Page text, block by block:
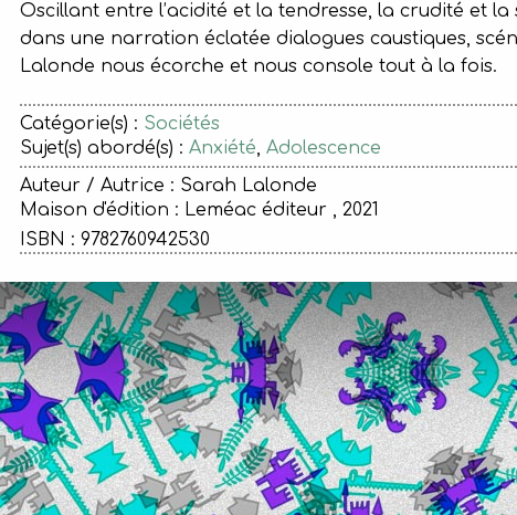
Oscillant entre l’acidité et la tendresse, la crudité et
dans une narration éclatée dialogues caustiques,
Lalonde nous écorche et nous console tout à la fois.
Catégorie(s) : Sociétés
Sujet(s) abordé(s) : Anxiété, Adolescence
Auteur / Autrice : Sarah Lalonde
Maison d'édition : Leméac éditeur , 2021
ISBN : 9782760942530